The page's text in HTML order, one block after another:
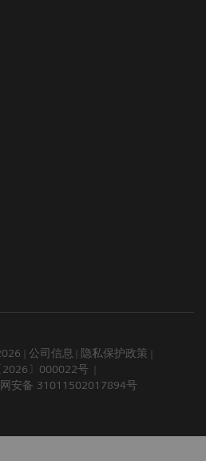
公司信息
隐私保护政策
〕000022号
安备 31011502017894号